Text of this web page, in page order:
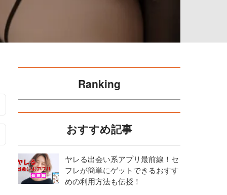
Ranking
おすすめ記事
ヤレる出会い系アプリ最前線！セ
フレが簡単にゲットできるおすす
めの利用方法も伝授！